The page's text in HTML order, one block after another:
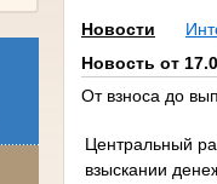
Новости
Новость от
От взноса до
Центральный
взыскании